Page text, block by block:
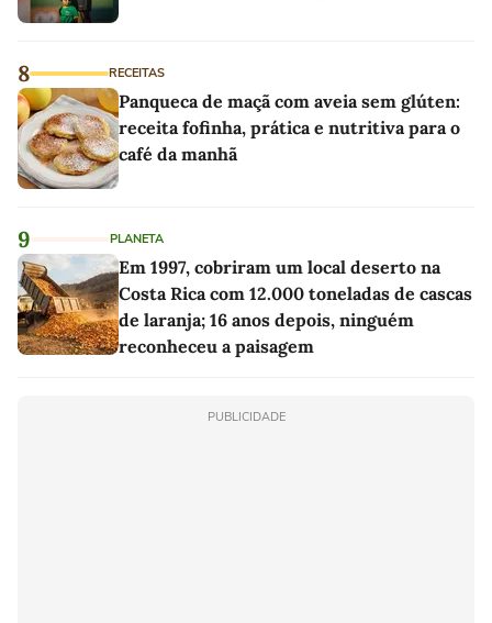
8 RECEITAS
Panqueca de maçã com aveia sem glúten:
receita fofinha, prática e nutritiva para o
café da manhã
9 PLANETA
Em 1997, cobriram um local deserto na
Costa Rica com 12.000 toneladas de cascas
de laranja; 16 anos depois, ninguém
reconheceu a paisagem
PUBLICIDADE